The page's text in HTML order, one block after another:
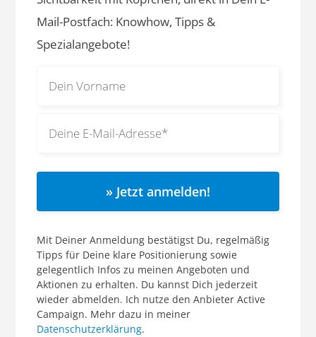
Mail-Postfach: Knowhow, Tipps &
Spezialangebote!
» Jetzt anmelden!
Mit Deiner Anmeldung bestätigst Du, regelmäßig
Tipps für Deine klare Positionierung sowie
gelegentlich Infos zu meinen Angeboten und
Aktionen zu erhalten. Du kannst Dich jederzeit
wieder abmelden. Ich nutze den Anbieter Active
Campaign. Mehr dazu in meiner
Datenschutzerklärung.